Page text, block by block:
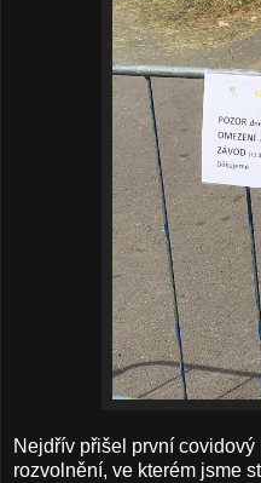
Nejdřív přišel první
rozvolnění, ve kterém jsme